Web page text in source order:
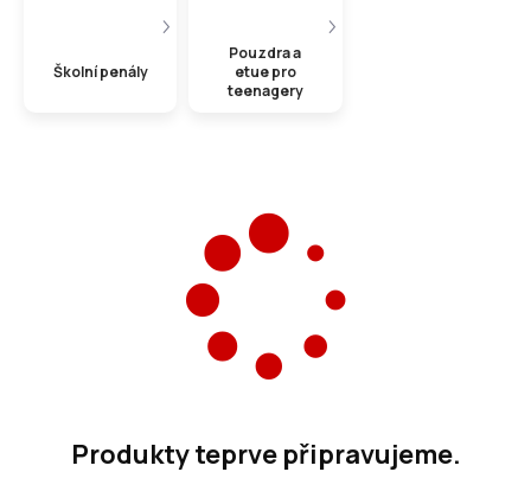
Školní penály
Pouzdra a
etue pro
teenagery
Produkty teprve připravujeme.